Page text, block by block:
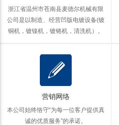
浙江省温州市苍南县麦德尔机械有限
公司是以制造、经营凹版电镀设备(镀
铜机，镀镍机，镀铬机，清洗机）。
营销网络
本公司始终恪守“为每一位客户提供真
诚的优质服务”的承诺。